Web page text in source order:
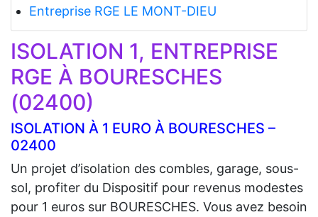
Entreprise RGE LE MONT-DIEU
ISOLATION 1, ENTREPRISE
RGE À BOURESCHES
(02400)
ISOLATION À 1 EURO À BOURESCHES –
02400
Un projet d’isolation des combles, garage, sous-
sol, profiter du Dispositif pour revenus modestes
pour 1 euros sur BOURESCHES. Vous avez besoin